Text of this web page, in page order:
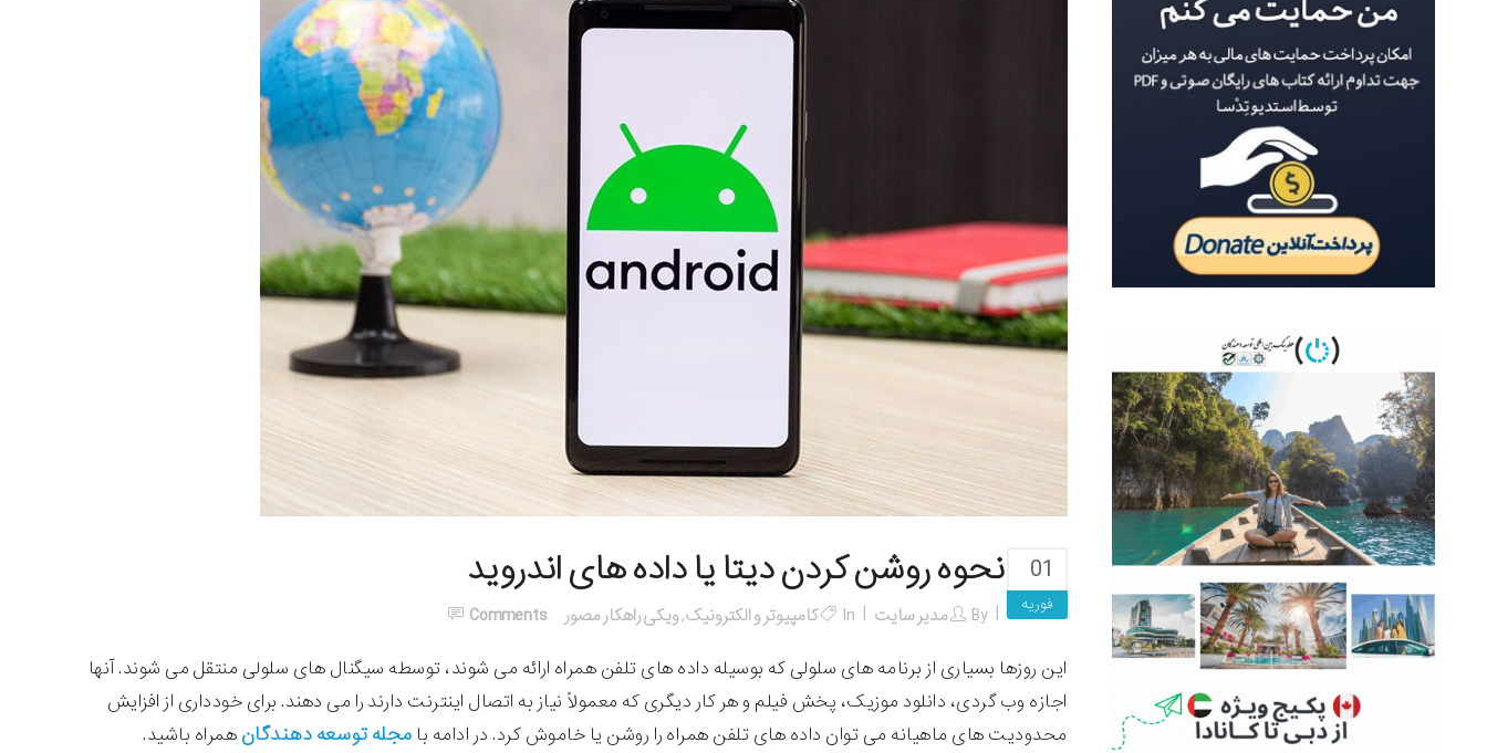
01
فوریه
نحوه روشن کردن دیتا یا داده های اندروید
By مدیر سایت In کامپیوتر و الکترونیک,ویکی راهکار مصور Comments
این روزها بسیاری از برنامه های سلولی که بوسیله داده های تلفن همراه ارائه می شوند، توسطه سیگنال های سلولی منتقل می شوند. آنها
اجازه وب گردی، دانلود موزیک، پخش فیلم و هر کار دیگری که معمولاً نیاز به اتصال اینترنت دارند را می دهند. برای خودداری از افزایش
محدودیت های ماهیانه می توان داده های تلفن همراه را روشن یا خاموش کرد. در ادامه با مجله توسعه دهندگان همراه باشید.